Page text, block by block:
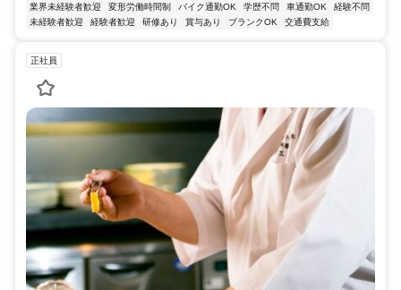
業界未経験者歓迎 変形労働時間制 バイク通勤OK 学歴不問 車通勤OK
経験不問
未経験者歓迎
経験者歓迎 研修あり 賞与あり ブランクOK 交通費支給
正社員